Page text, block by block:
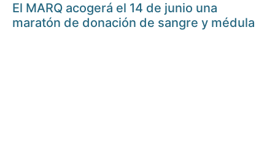
El MARQ acogerá el 14 de junio una
maratón de donación de sangre y médula